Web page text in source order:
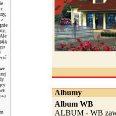
Albumy
Album WB
ALBUM - WB